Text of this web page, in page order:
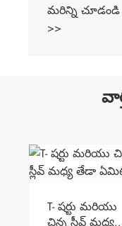
మరిన్ని చూడండి
>>
T- షర్టు మరియు
చిన్న స్లీవ్ మధ్య